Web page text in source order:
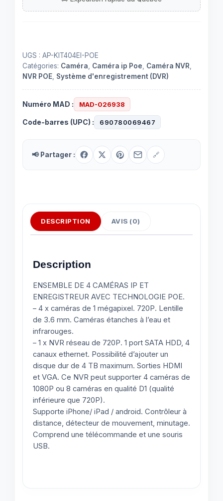
IP
MP
UGS : AP-KIT404EI-POE
Catégories: Caméra Caméra ip Poe Caméra NVR
NVR POE Système d'enregistrement (DVR)
Numéro MAD : MAD-026938
Code-barres (UPC) : 690780069467
📢 Partager : 🔗
DESCRIPTION AVIS (0)
Description
ENSEMBLE DE 4 CAMÉRAS IP ET
ENREGISTREUR AVEC TECHNOLOGIE POE.
– 4 x caméras de 1 mégapixel. 720P. Lentille
de 3.6 mm. Caméras étanches à l’eau et
infrarouges.
– 1 x NVR réseau de 720P. 1 port SATA HDD, 4
canaux ethernet. Possibilité d’ajouter un
disque dur de 4 TB maximum. Sorties HDMI
et VGA. Ce NVR peut supporter 4 caméras de
1080P ou 8 caméras en qualité D1 (qualité
inférieure que 720P).
Supporte iPhone/ iPad / android. Contrôleur à
distance, détecteur de mouvement, minutage.
Comprend une télécommande et une souris
USB.